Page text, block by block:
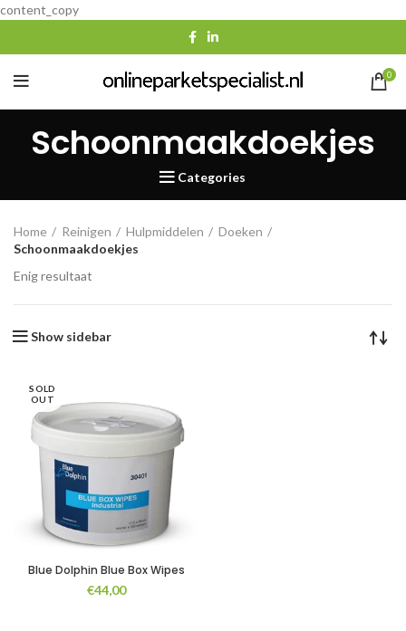
content_copy
0
Schoonmaakdoekjes
Categories
Home Reinigen Hulpmiddelen
Doeken
Schoonmaakdoekjes
Enig resultaat
Show sidebar
SOLD
OUT
Blue Dolphin Blue Box Wipes
€44,00